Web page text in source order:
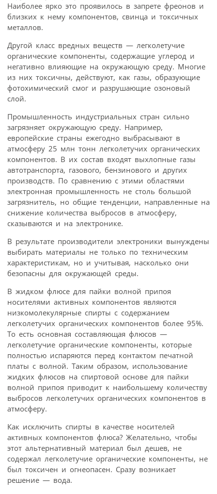
Наиболее ярко это проявилось в запрете фреонов и
близких к нему компонентов, свинца и токсичных
металлов.
Другой класс вредных веществ — легколетучие
органические компоненты, содержащие углерод и
негативно влияющие на окружающую среду. Многие
из них токсичны, действуют, как газы, образующие
фотохимический смог и разрушающие озоновый
слой.
Промышленность индустриальных стран сильно
загрязняет окружающую среду. Например,
европейские страны ежегодно выбрасывают в
атмосферу 25 млн тонн легколетучих органических
компонентов. В их состав входят выхлопные газы
автотранспорта, газового, бензинового и других
производств. По сравнению с этими областями
электронная промышленность не столь большой
загрязнитель, но общие тенденции, направленные на
снижение количества выбросов в атмосферу,
сказываются и на электронике.
В результате производители электроники вынуждены
выбирать материалы не только по техническим
характеристикам, но и учитывая, насколько они
безопасны для окружающей среды.
В жидком флюсе для пайки волной припоя
носителями активных компонентов являются
низкомолекулярные спирты с содержанием
легколетучих органических компонентов более 95%.
То есть основная составляющая флюсов —
легколетучие органические компоненты, которые
полностью испаряются перед контактом печатной
платы с волной. Таким образом, использование
жидких флюсов на спиртовой основе для пайки
волной припоя приводит к наибольшему количеству
выбросов легколетучих органических компонентов в
атмосферу.
Как исключить спирты в качестве носителей
активных компонентов флюса? Желательно, чтобы
этот альтернативный материал был дешев, не
содержал легколетучие органические компоненты, не
был токсичен и огнеопасен. Сразу возникает
решение — вода.